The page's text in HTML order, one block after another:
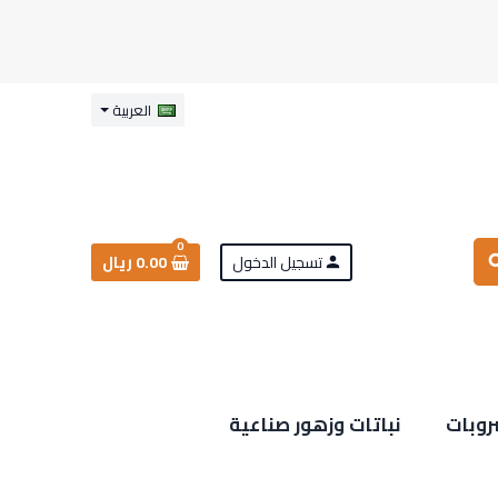
العربية
person تسجيل الدخول
0
0.00 ريال
نباتات وزهور صناعية